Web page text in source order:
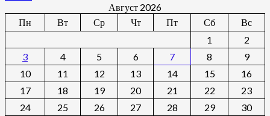
Август 2026
Пн
Вт Ср Чт Пт Сб
Вс
1
2
3
4 5 6 7 8
9
10
11 12 13 14 15
16
17
18 19 20 21 22
23
24
25 26 27 28 29
30